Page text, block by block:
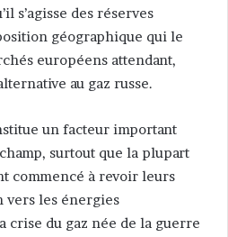
s’agisse des réserves
géographique qui le
européens attendant,
au gaz russe.
un facteur important
surtout que la plupart
commencé à revoir leurs
vers les énergies
crise du gaz née de la guerre